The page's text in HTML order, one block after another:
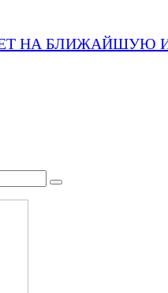
НА БЛИЖАЙШУЮ